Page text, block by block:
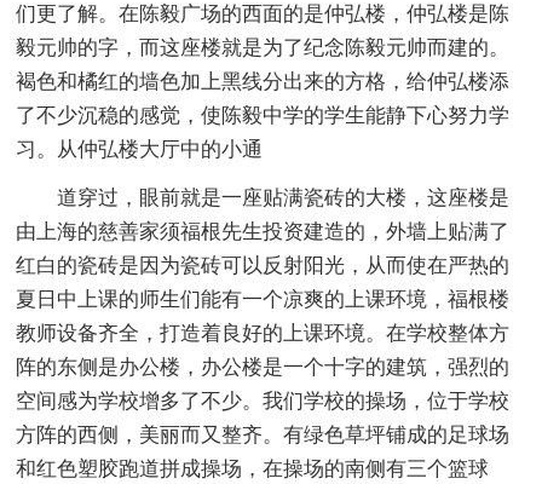
们更了解。在陈毅广场的西面的是仲弘楼，仲弘楼是陈
毅元帅的字，而这座楼就是为了纪念陈毅元帅而建的。
褐色和橘红的墙色加上黑线分出来的方格，给仲弘楼添
了不少沉稳的感觉，使陈毅中学的学生能静下心努力学
习。从仲弘楼大厅中的小通
道穿过，眼前就是一座贴满瓷砖的大楼，这座楼是
由上海的慈善家须福根先生投资建造的，外墙上贴满了
红白的瓷砖是因为瓷砖可以反射阳光，从而使在严热的
夏日中上课的师生们能有一个凉爽的上课环境，福根楼
教师设备齐全，打造着良好的上课环境。在学校整体方
阵的东侧是办公楼，办公楼是一个十字的建筑，强烈的
空间感为学校增多了不少。我们学校的操场，位于学校
方阵的西侧，美丽而又整齐。有绿色草坪铺成的足球场
和红色塑胶跑道拼成操场，在操场的南侧有三个篮球